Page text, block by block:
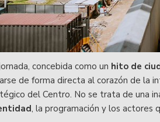
concebida como un hito de
de forma directa al corazón de la
del Centro. No se trata de una
, la programación y los